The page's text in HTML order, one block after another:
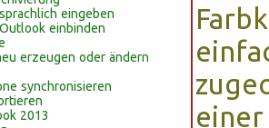
eingeben
einbinden
erzeugen oder ändern
synchronisieren
2013